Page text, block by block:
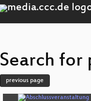
Search for
previous page